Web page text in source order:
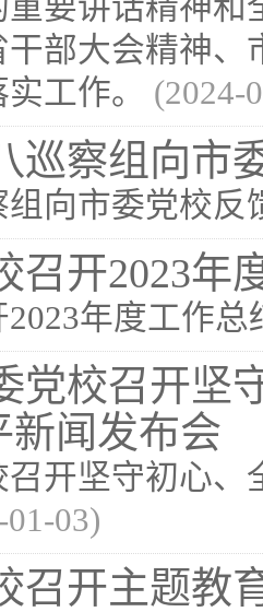
要讲话精神
干部大会精神
工作。 (2024-
察组向市
组向市委党校
开2023年
2023年度工作
校召开坚
新闻发布会
召开坚守初心
01-03)
开主题教